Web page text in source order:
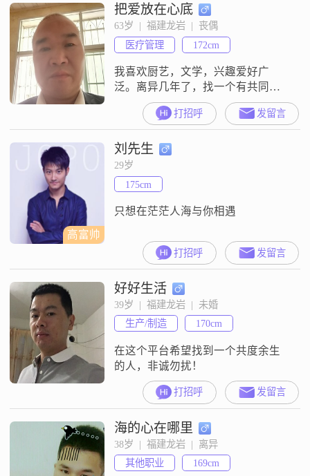
把爱放在心底
63岁  |  福建龙岩  |  丧偶
医疗管理
172cm
我喜欢厨艺，文学，兴趣爱好广
泛。离异几年了，找一个有共同爱
好的人，一共度余生。
打招呼 发留言
高富帅
刘先生
29岁
175cm
只想在茫茫人海与你相遇
打招呼 发留言
好好生活
39岁  |  福建龙岩  |  未婚
生产/制造
170cm
在这个平台希望找到一个共度余生
的人，非诚勿扰！
打招呼 发留言
海的心在哪里
38岁  |  福建龙岩  |  离异
其他职业
169cm